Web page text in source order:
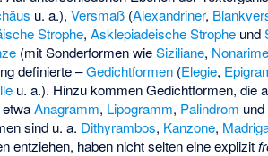
u. a.),Versmaß (Alexandriner,
Strophe,Asklepiadeische Strophe und
(mit Sonderformen wieSiziliane, Nonarime
definierte –Gedichtformen (Elegie,
u. a.). Hinzu kommen Gedichtformen, die
etwaAnagramm, Lipogramm, Palindrom und
sind u. a. Dithyrambos, Kanzone,
entziehen, haben nicht selten eine explizit